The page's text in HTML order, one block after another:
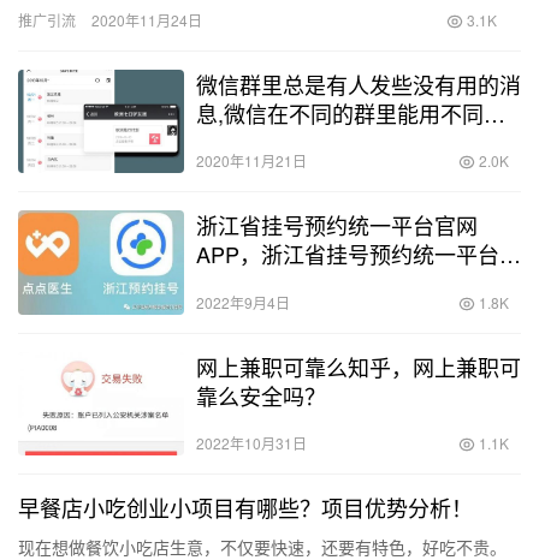
推广引流 2020年11月24日 3.1K
微信群里总是有人发些没有用的消
息,微信在不同的群里能用不同的
2020年11月21日 2.0K
浙江省挂号预约统一平台官网
APP，浙江省挂号预约统一平台官
2022年9月4日 1.8K
网上兼职可靠么知乎，网上兼职可
靠么安全吗？
2022年10月31日 1.1K
早餐店小吃创业小项目有哪些？项目优势分析！
现在想做餐饮小吃店生意，不仅要快速，还要有特色，好吃不贵。